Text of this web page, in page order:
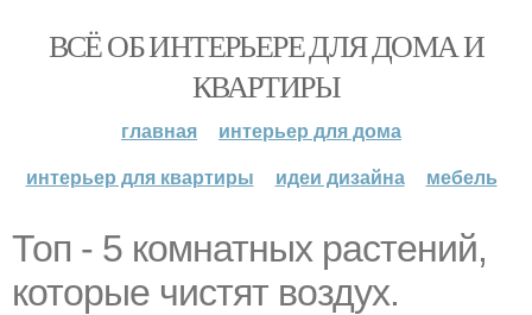
ВСЁ ОБ ИНТЕРЬЕРЕ ДЛЯ ДОМА И
КВАРТИРЫ
главная
интерьер для дома
интерьер для квартиры
идеи дизайна мебель
Топ - 5 комнатных растений,
которые чистят воздух.